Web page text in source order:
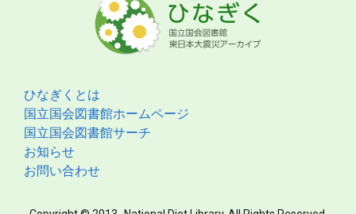
ひなぎくとは
国立国会図書館ホームページ
国立国会図書館サーチ
お知らせ
お問い合わせ